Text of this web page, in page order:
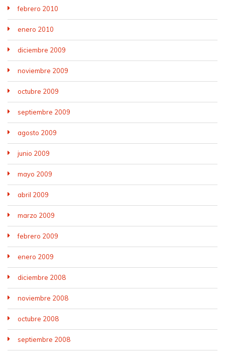
febrero 2010
enero 2010
diciembre 2009
noviembre 2009
octubre 2009
septiembre 2009
agosto 2009
junio 2009
mayo 2009
abril 2009
marzo 2009
febrero 2009
enero 2009
diciembre 2008
noviembre 2008
octubre 2008
septiembre 2008